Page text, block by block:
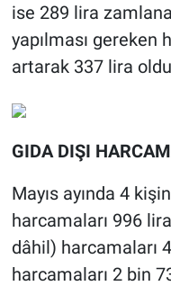
ise 289 lira
yapılması gereken
artarak 337 lira
GIDA DIŞI
Mayıs ayında 4
harcamaları 996
dâhil) harcamaları
harcamaları 2 bin